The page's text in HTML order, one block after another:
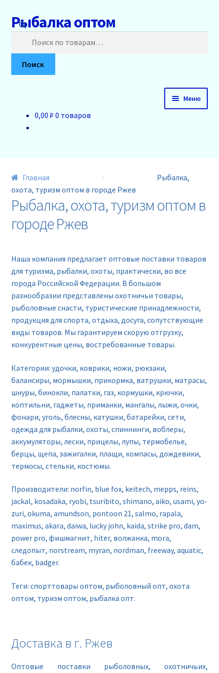
Перейти
к
навигации
Перейти
к
содержимому
Рыбалка оптом
Поиск
Меню
Доставка и оплата
Акции
Новинки
Контакты
0,00 ₽ 0 товаров
Главная
Рыбалка,
охота, туризм оптом в городе Ржев
Рыбалка, охота, туризм оптом в
городе Ржев
Наша компания предлагает оптовые поставки товаров
для туризма, рыбалки, охоты, практически, во все
города Российской Федерации. В большом
разнообразии представлены охотничьи товары,
рыболовные снасти, туристические принадлежности,
продукция для спорта, отдыха, досуга, сопутствующие
виды товаров. Мы гарантируем скорую отгрузку,
конкурентные цены, востребованные товары.
Категории: удочки, коврики, ножи, рюкзаки,
балансиры, мормышки, прикормка, ватрушки, матрасы,
шнуры, бинокли, палатки, газ, кормушки, крючки,
коптильни, гаджеты, приманки, мангалы, лыжи, очки,
фонари, уголь, блесны, катушки, батарейки, сети,
одежда для рыбалки, охоты, спиннинги, воблеры,
аккумуляторы, лески, прицелы, лупы, термобелье,
берцы, щепа, зажигалки, плащи, компасы, дождевики,
термосы, стельки, костюмы.
Производители: norfin, blue fox, keitech, mepps, reins,
jackal, kosadaka, ryobi, tsuribito, shimano, aiko, usami, yo-
zuri, okuma, amundson, pontoon 21, salmo, rapala,
maximus, akara, daiwa, lucky john, kaida, strike pro, dam,
power pro, фишмагнит, hiter, волжанка, mora,
следопыт, norstream, myran, nordman, freeway, aquatic,
бабек, badger.
Теги: спорттовары оптом, рыболовный опт, охота
оптом, туризм оптом, рыбалка опт.
Доставка в г. Ржев
Оптовые поставки рыболовных, охотничьих,